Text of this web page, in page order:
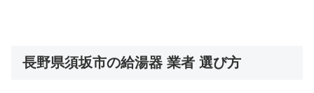
長野県須坂市の給湯器 業者 選び方